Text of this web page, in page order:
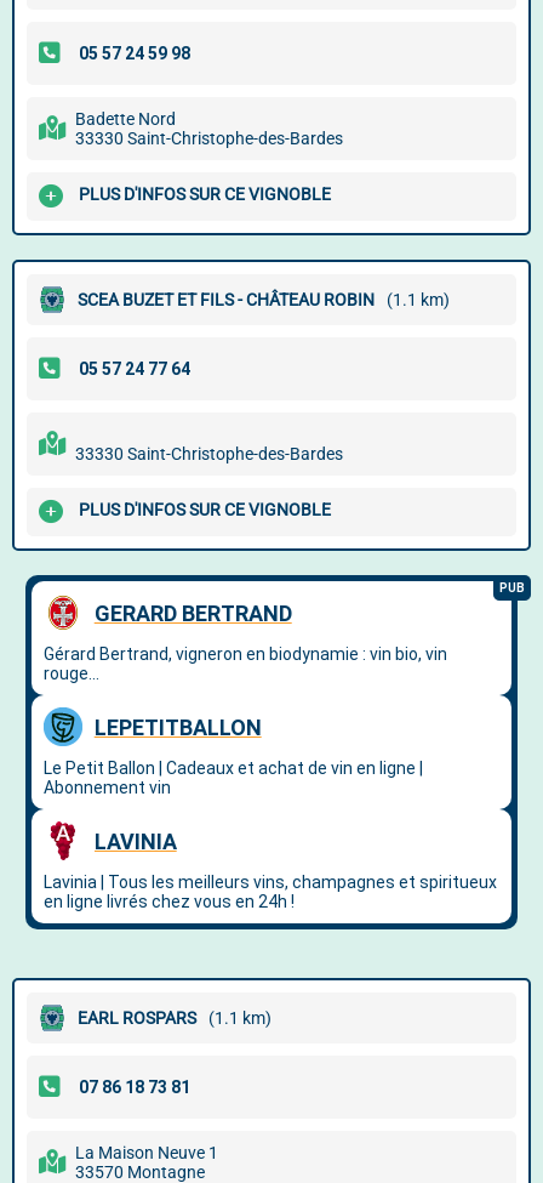
Badette Nord
33330 Saint-Christophe-des-Bardes
PLUS D'INFOS SUR CE VIGNOBLE
SCEA BUZET ET FILS - CHÂTEAU ROBIN (1.1 km)
33330 Saint-Christophe-des-Bardes
PLUS D'INFOS SUR CE VIGNOBLE
EARL ROSPARS (1.1 km)
La Maison Neuve 1
33570 Montagne